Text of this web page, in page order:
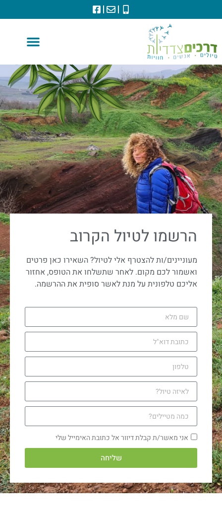
הרשמו לטיול הקרוב
מעוניינים/ות להצטרף אלי לטיול? השאירו כאן פרטים
ואשמור לכם מקום. לאחר שתשלחו את הטופס, אחזור
אליכם טלפונית על מנת לאשר סופית את ההרשמה.
אני מאשר/ת קבלת דיוור אל כתובת האימייל שלי
שליחה